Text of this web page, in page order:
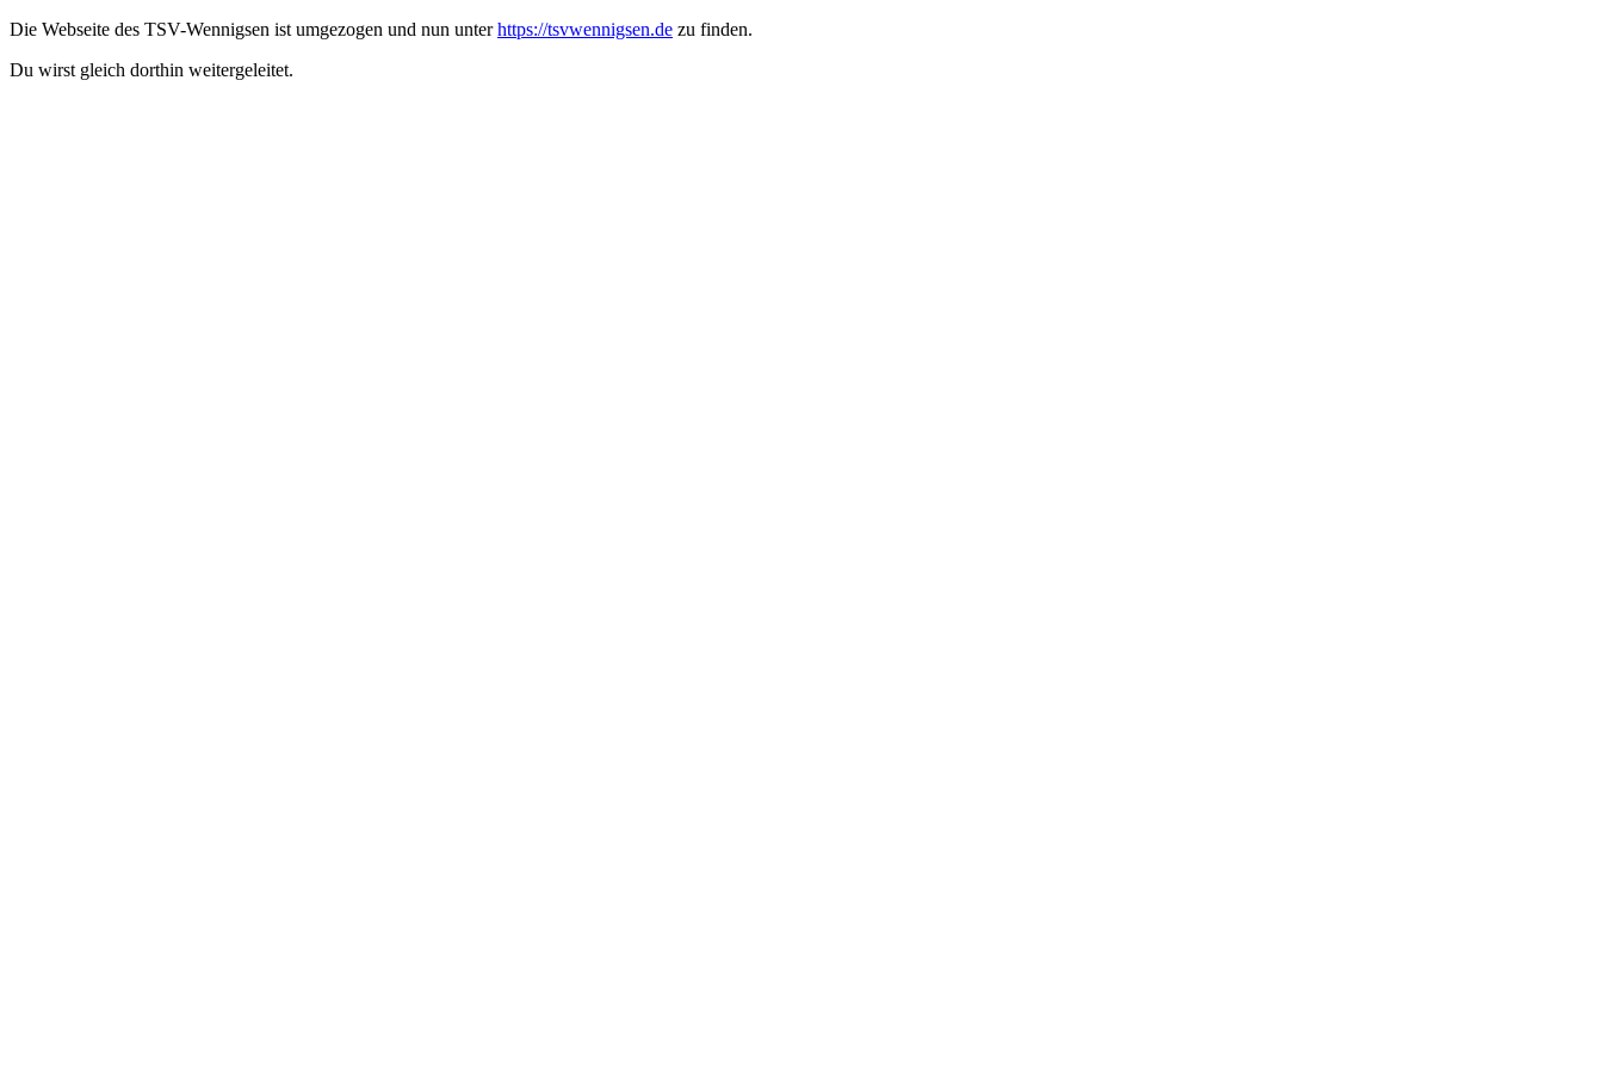
Die Webseite des TSV-Wennigsen ist umgezogen und nun unterhttps://tsvwennigsen.de zu finden.
Du wirst gleich dorthin weitergeleitet.